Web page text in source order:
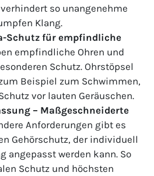
so unangenehme
Klang.
Schutz für empfindliche
empfindliche Ohren und
Schutz. Ohrstöpsel
Beispiel zum Schwimmen,
vor lauten Geräuschen.
– Maßgeschneiderte
Anforderungen gibt es
Gehörschutz, der individuell
angepasst werden kann. So
Schutz und höchsten